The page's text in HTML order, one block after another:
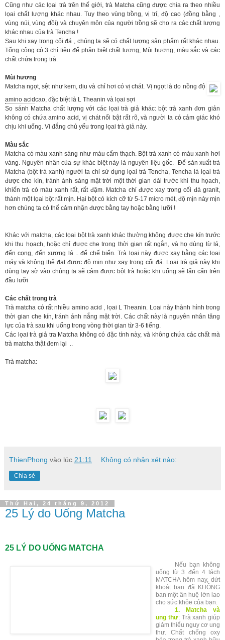
Cũng như các lọai trà trên thế giới, trà Matcha cũng được chia ra theo nhiều
lọai chất lượng khác nhau. Tuy theo vùng trồng, vị trí, độ cao (đồng bằng ,
vùng núi, vùng đồi) và chuyên môn của người trồng sẽ cho ra các chất lượng
khác nhau của trà Tencha !
Sau khi xay trong cối đá , chúng ta sẽ có chất lượng sản phẩm rất khác nhau.
Tổng cộng có 3 chỉ tiêu để phân biệt chất lượng, Mùi hương, màu sắc và các
chất chứa trong trà.
Mùi hương
Matcha ngọt, sệt như kem, dịu và chỉ hơi có vị chát. Vị ngọt là do nồng độ
amino acidcao, đặc biệt là L Theanin và lọai sợi
So sánh Matcha chất lượng với các lọai trà giả khác: bột trà xanh đơn giản
không có chứa amino acid, vị chát nổi bật rất rõ, và người ta có cảm giác khó
chịu khi uống. Vi đắng chủ yếu trong lọai trà giả này.
Màu sắc
Matcha có màu xanh sáng như màu cẩm thạch. Bột trà xanh có màu xanh hơi
vàng. Nguyên nhân của sự khác biệt này là nguyên liệu gốc. Để sản xuất trà
Matcha (bột trà xanh) người ta chỉ sử dụng lọai trà Tencha, Tencha là lọai trà
được che kín, tránh ánh sáng mặt trời một thời gian dài trước khi thu họach,
khiến trà có màu xanh rất, rất đậm. Matcha chỉ được xay trong cối đá granit,
thành một lọai bột rất mịn. Hại bột có kích cỡ từ 5-17 micro mét, độ mịn này mịn
hơn chúng ta có thể cảm nhận được bằng tay hoặc bằng lưỡi !
Khác với matcha, các lọai bột trà xanh khác thường không được che kín trước
khi thu họach, hoặc chỉ được che trong thời gian rất ngắn, và họ dùng từ lá,
đến cọng, đến xương lá .. để chế biến. Trà lọai này được xay bằng các lọai
máy và không thể đạt được độ mịn như xay trong cối đá. Lọai trà giả này khi
dùng tay sờ vào chúng ta sẽ cảm được bột trà hoặc khi uống sẽ lấn cấn trên
đầu lưỡi
Các chất trong trà
Trà matcha có rất nhiều amino acid , lọai L Theanin. Loai này thành hình trong
thời gian che kín, tránh ánh nắng mặt trời. Các chất này là nguyên nhân tăng
lực của trà sau khi uống trong vòng thời gian từ 3-6 tiếng.
Các lọai trà giả tra Matcha không có đặc tính này, và không chứa các chất mà
trà matcha thật đem lại ..
Trà matcha:
ThienPhong vào lúc 21:11 Không có nhận xét nào:
Chia sẻ
Thứ Hai, 24 tháng 9, 2012
25 Lý do Uống Matcha
25 LÝ DO UỐNG MATCHA
Nếu bạn không
uống từ 3 đến 4 tách
MATCHA hôm nay, dứt
khoát bạn đã KHÔNG
ban một ân huệ lớn lao
cho sức khỏe của bạn.
1. Matcha và
ung thư: Trà xanh giúp
giảm thiểu nguy cơ ung
thư. Chất chống oxy